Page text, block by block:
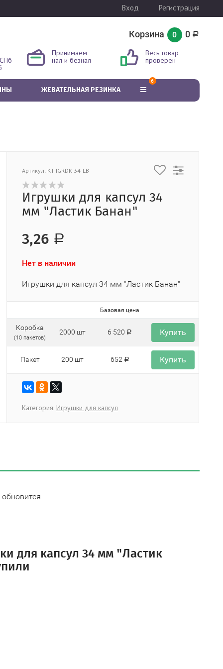
Вход Регистрация
Корзина 0 0 Р
Принимаем
нал и безнал
Весь товар
проверен
ЖЕВАТЕЛЬНАЯ РЕЗИНКА
6
Артикул: KT-IGRDK-34-LB
Игрушки для капсул 34
мм "Ластик Банан"
3,26 Р
Нет в наличии
Игрушки для капсул 34 мм "Ластик Банан"
Базовая цена
Коробка
(10 пакетов)
2000 шт 6 520 Р Купить
Пакет 200 шт 652 Р Купить
Категория: Игрушки для капсул
обновится
для капсул 34 мм "Ластик